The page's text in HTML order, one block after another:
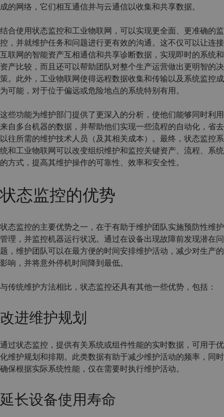
成的网络，它们相互通信并与云通信以收集和共享数据。
结合使用状态监控和工业物联网，可以实现更全面、更准确的监
控，并就维护任务和问题进行更有效的沟通。这不仅可以让连接
互联网的智能资产互相通信和共享诊断数据，实现即时的系统和
资产比较，而且还可以帮助团队对整个生产运营做出更明智的决
策。此外，工业物联网使得远程数据收集和传输以及系统监控成
为可能，对于位于偏远或危险地点的系统特别有用。
这些功能为维护部门提供了更深入的分析，使他们能够同时利用
来自多台机器的数据，并帮助他们实现一些流程的自动化，省去
以往所需的维护技术人员（及其相关成本）。最终，状态监控系
统和工业物联网可以改变组织维护和监控关键资产、流程、系统
的方式，提高其维护操作的可靠性、效率和安全性。
状态监控的优势
状态监控的主要优势之一，在于有助于维护团队实施预防性维护
管理，并监控机器运行状况。通过在设备出现故障前发现潜在问
题，维护团队可以在最方便的时间安排维护活动，减少对生产的
影响，并将意外停机时间降到最低。
与传统维护方法相比，状态监控还具有其他一些优势，包括：
改进维护规划
通过状态监控，提供有关系统或组件性能的实时数据，可用于优
化维护规划和排期。此类数据有助于减少维护活动的频率，同时
确保根据实际系统性能，仅在需要时执行维护活动。
延长设备使用寿命